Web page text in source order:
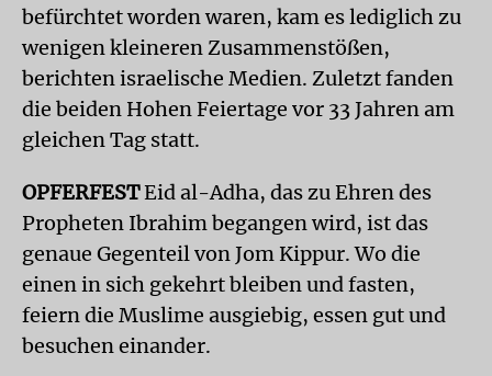
befürchtet worden waren, kam es lediglich zu
wenigen kleineren Zusammenstößen,
berichten israelische Medien. Zuletzt fanden
die beiden Hohen Feiertage vor 33 Jahren am
gleichen Tag statt.
OPFERFESTEid al-Adha, das zu Ehren des
Propheten Ibrahim begangen wird, ist das
genaue Gegenteil von Jom Kippur. Wo die
einen in sich gekehrt bleiben und fasten,
feiern die Muslime ausgiebig, essen gut und
besuchen einander.